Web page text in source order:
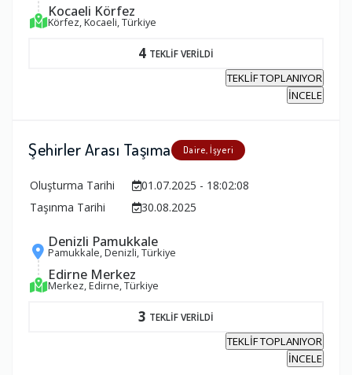
Kocaeli Körfez
Körfez, Kocaeli, Türkiye
4 TEKLİF VERİLDİ
TEKLİF TOPLANIYOR
İNCELE
Şehirler Arası Taşıma Daire, İşyeri
Oluşturma Tarihi
01.07.2025 - 18:02:08
Taşınma Tarihi
30.08.2025
Denizli Pamukkale
Pamukkale, Denizli, Türkiye
Edirne Merkez
Merkez, Edirne, Türkiye
3 TEKLİF VERİLDİ
TEKLİF TOPLANIYOR
İNCELE